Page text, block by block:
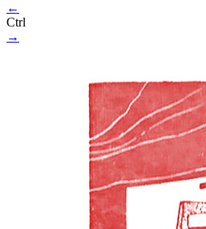
←
Ctrl
→